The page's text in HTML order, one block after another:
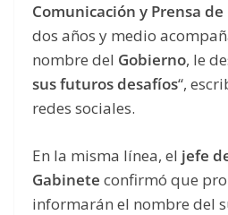
Comunicación y Prensa
dos años y medio
nombre del Gobierno, le
sus futuros desafíos“,
redes sociales.
En la misma línea, el jefe
Gabinete confirmó que
informarán el nombre del